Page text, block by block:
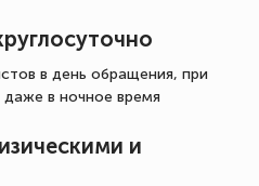
в день обращения, при
в ночное время
и